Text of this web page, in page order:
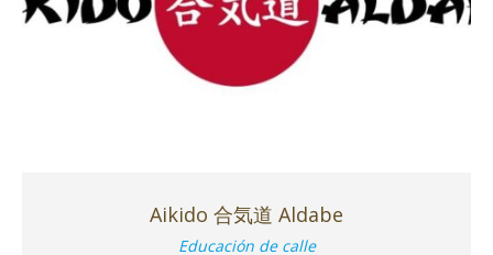
Aikido 合気道 Aldabe
Educación de calle